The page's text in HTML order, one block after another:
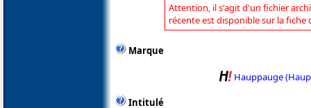
Attention, il s'agit d'un fichier
récente est disponible sur la fiche
Marque
Hauppauge
Intitulé